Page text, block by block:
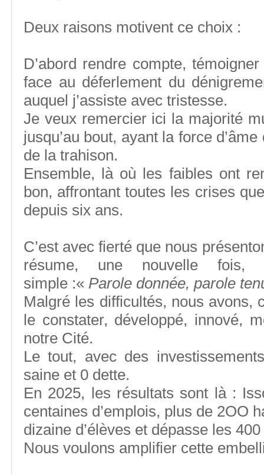
Deux raisons motivent ce choix :
D’abord rendre compte,
face au déferlement du
auquel j’assiste avec tristesse.
Je veux remercier ici la majorité
jusqu’au bout, ayant la force
de la trahison.
Ensemble, là où les faibles ont
bon, affrontant toutes les crises
depuis six ans.
C’est avec fierté que nous
résume, une nouvelle fois,
simple :« Parole donnée, parole
Malgré les difficultés, nous avons,
le constater, développé, innové,
notre Cité.
Le tout, avec des
saine et 0 dette.
En 2025, les résultats sont là :
centaines d’emplois, plus de 2OO
dizaine d’élèves et dépasse les
Nous voulons amplifier cette